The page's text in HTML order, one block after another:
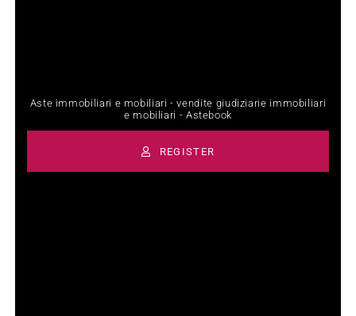
Aste immobiliari e mobiliari - vendite giudiziarie immobiliari
e mobiliari - Astebook
REGISTER